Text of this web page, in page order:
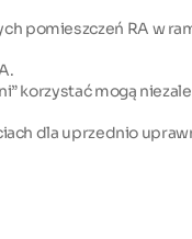
pomieszczeń RA w
korzystać mogą
dla uprzednio